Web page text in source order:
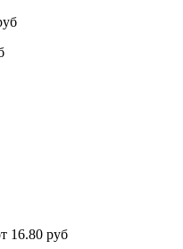
16.80 руб